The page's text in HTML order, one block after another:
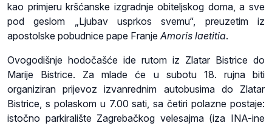
kao primjeru kršćanske izgradnje obiteljskog doma, a sve
pod geslom „Ljubav usprkos svemu“, preuzetim iz
apostolske pobudnice pape FranjeAmoris laetitia.
Ovogodišnje hodočašće ide rutom iz Zlatar Bistrice do
Marije Bistrice. Za mlade će u subotu 18. rujna biti
organiziran prijevoz izvanrednim autobusima do Zlatar
Bistrice, s polaskom u 7.00 sati, sa četiri polazne postaje:
istočno parkiralište Zagrebačkog velesajma (iza INA-ine